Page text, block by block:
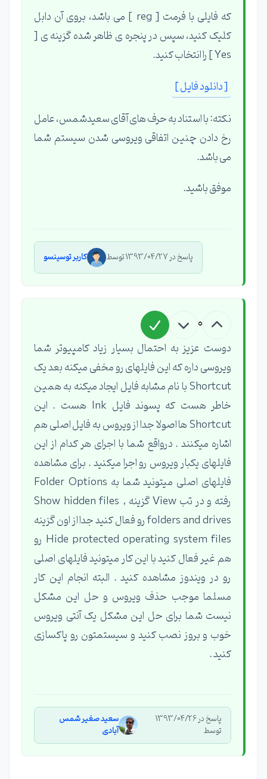
که فایلی با فرمت [ reg ] می باشد، بروی آن دابل
کلیک کنید، سپس در پنجره ی ظاهر شده گزینه ی [
Yes ] را انتخاب کنید.
[ دانلود فایل ]
نکته: با استناد به حرف های آقای سعیدشمس، عامل
رخ دادن چنین اتفاقی ویروسی شدن سیستم شما
می باشد.
موفق باشید.
پاسخ در 1393/04/27 توسط کاربر توسینسو
0
دوست عزیز به احتمال بسیار زیاد کامپیوتر شما
ویروسی داره که این فایلهای رو مخفی میکنه بعد یک
Shortcut با نام مشابه فایل ایجاد میکنه به همین
خاطر هست که پسوند فایل lnk هست . این
Shortcut ها اصولا جدا از ویروس به فایل اصلی هم
اشاره میکنند . درواقع شما با اجرای هر کدام از این
فایلهای یکبار ویروس رو اجرا میکنید . برای مشاهده
فایلهای اصلی میتونید شما به Folder Options
رفته و در تب View گزینه Show hidden files ,
folders and drives رو فعال کنید جدا از اون گزینه
Hide protected operating system files رو
هم غیر فعال کنید با این کار میتونید فایلهای اصلی
رو در ویندوز مشاهده کنید . البته انجام این کار
مسلما موجب حذف ویروس و حل این مشکل
نیست شما برای حل این مشکل یک آنتی ویروس
خوب و بروز نصب کنید و سیستمتون رو پاکسازی
کنید .
پاسخ در 1393/04/26
توسط
سعید صغیر شمس
آبادی